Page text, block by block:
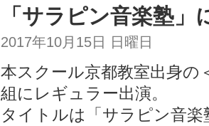
「サラピン音楽塾」
2017年10月15日 日曜日
本スクール京都教室出身
組にレギュラー出演。
タイトルは「サラピン音楽